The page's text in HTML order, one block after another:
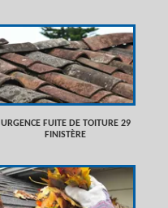
URGENCE FUITE DE TOITURE 29
FINISTÈRE